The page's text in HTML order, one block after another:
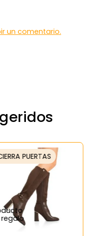
un comentario.
PUERTAS